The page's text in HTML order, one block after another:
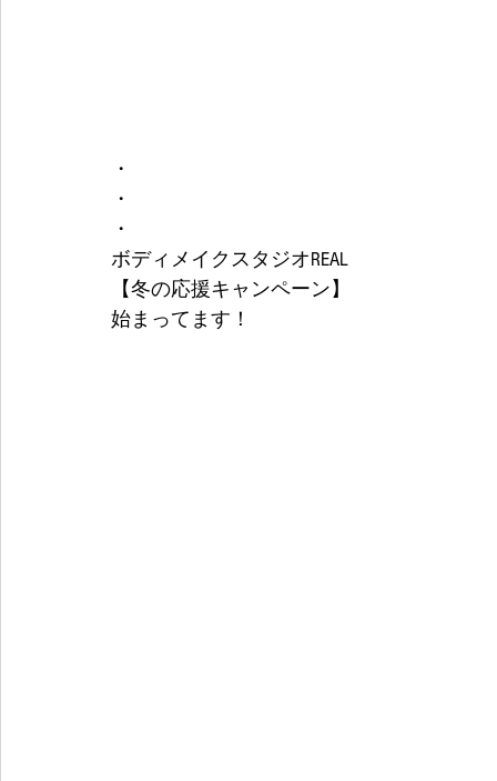
・
・
・
ボディメイクスタジオREAL
【冬の応援キャンペーン】
始まってます！